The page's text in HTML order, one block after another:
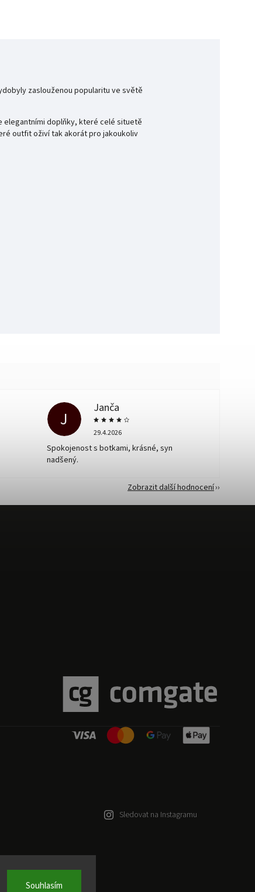
Souhlasím
zaslouženou popularitu ve světě
elegantními doplňky, které celé situetě
outfit oživí tak akorát pro jakoukoliv
J
Janča
29.4.2026
Spokojenost s botkami, krásné, syn
nadšený.
Zobrazit další hodnocení
Sledovat na Instagramu